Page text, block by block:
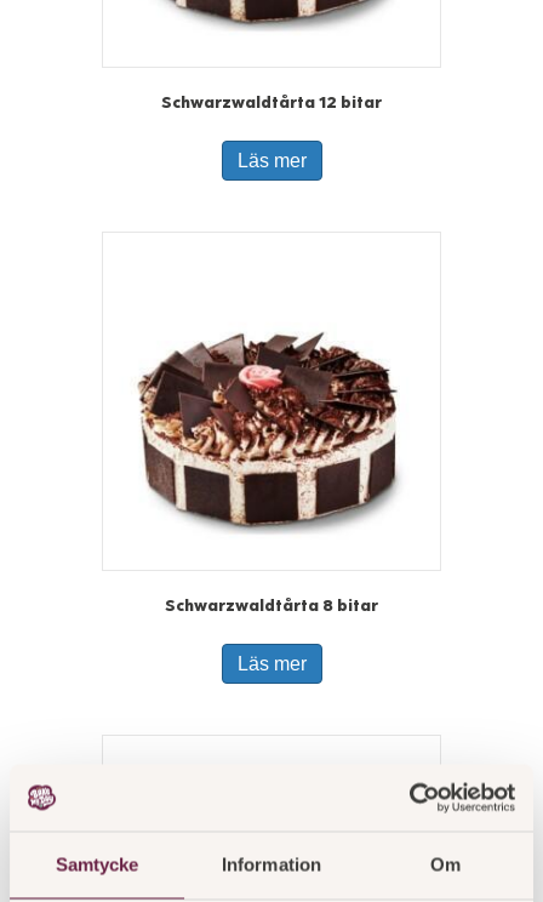
Samtycke Information Om
Schwarzwaldtårta 12 bitar
Läs mer
Schwarzwaldtårta 8 bitar
Läs mer